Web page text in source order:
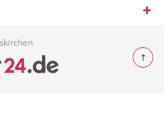
Dienstleistungen